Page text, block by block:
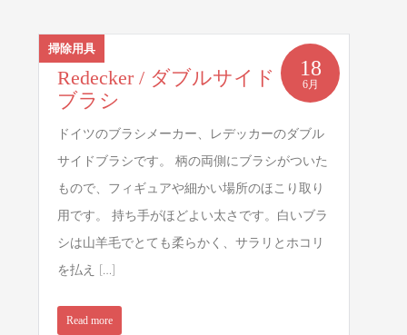
掃除用具
18
6月
Redecker / ダブルサイド
ブラシ
ドイツのブラシメーカー、レデッカーのダブル
サイドブラシです。 柄の両側にブラシがついた
もので、フィギュアや細かい場所のほこり取り
用です。 持ち手がほどよい太さです。白いブラ
シは山羊毛でとても柔らかく、サラリとホコリ
を払え […]
Read more